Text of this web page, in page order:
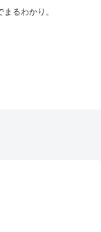
るわかり。